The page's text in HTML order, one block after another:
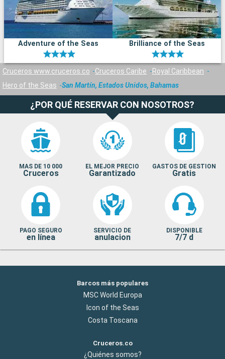
Adventure of the Seas Brilliance of the Seas
Cruceros www.cruceros.co Cruceros Caribe
Royal Caribbean
Hero of the Seas
San Martín, Estados Unidos, Bahamas
¿POR QUÉ RESERVAR CON NOSOTROS?
MAS DE 10 000
Cruceros
EL MEJOR PRECIO
Garantizado
GASTOS DE GESTION
Gratis
PAGO SEGURO
en línea
SERVICIO DE
anulacion
DISPONIBLE
7/7 d
Barcos más populares
MSC World Europa
Icon of the Seas
Costa Toscana
Cruceros.co
¿Quiénes somos?